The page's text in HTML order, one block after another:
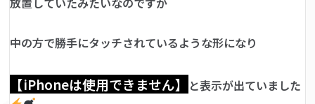
中の方で勝手にタッチされているような形になり
【iPhoneは使用できません】 と表示が出ていました